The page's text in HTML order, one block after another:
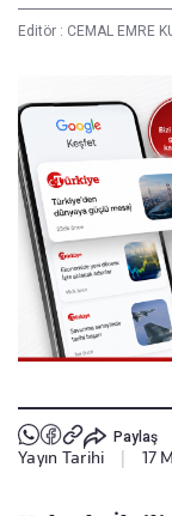
Editör : CEMAL EMRE
Paylaş
Yayın Tarihi 17